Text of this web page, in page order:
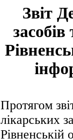
Звіт
Протягом
лікарських
Рівненській